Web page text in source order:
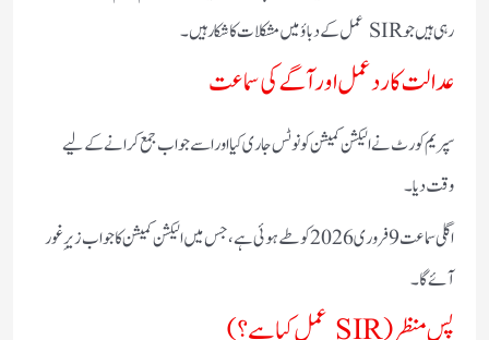
رہی ہیں جو SIR عمل کے دباؤ میں مشکلات کا شکار ہیں۔
عدالت کا ردعمل اور آگے کی سماعت
سپریم کورٹ نے الیکشن کمیشن کو نوٹس جاری کیا اور اسے جواب جمع کرانے کے لیے
وقت دیا۔
اگلی سماعت 9 فروری 2026 کو طے ہوئی ہے، جس میں الیکشن کمیشن کا جواب زیرِ غور
آئے گا۔
پس منظر (SIR عمل کیا ہے؟)